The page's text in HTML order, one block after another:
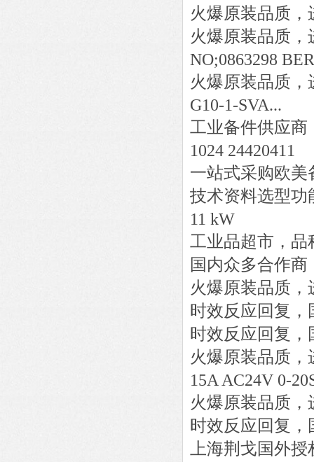
火爆原装品质，
火爆原装品质，
NO;0863298
火爆原装品质，
G10-1-SVA...
工业备件供应商
1024 24420411
一站式采购欧美
技术资料选型功
11 kW
工业品超市，品
国内众多合作
火爆原装品质，
时效反应回复，
时效反应回复，
火爆原装品质，
15A AC24V 0-
火爆原装品质，
时效反应回复，
上海荆戈国外